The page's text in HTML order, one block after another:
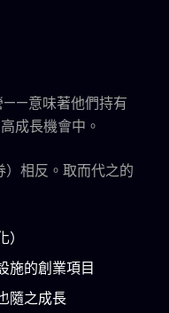
——意味著他們持有
成長機會中。
相反。取而代之的
施的創業項目
隨之成長